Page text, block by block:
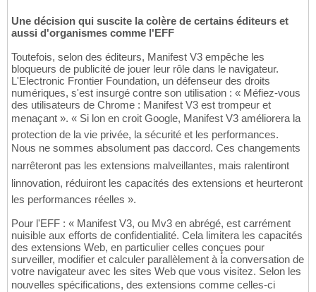
Une décision qui suscite la colère de certains éditeurs et
aussi d'organismes comme l'EFF
Toutefois, selon des éditeurs, Manifest V3 empêche les
bloqueurs de publicité de jouer leur rôle dans le navigateur.
L'Electronic Frontier Foundation, un défenseur des droits
numériques, s'est insurgé contre son utilisation : « Méfiez-vous
des utilisateurs de Chrome : Manifest V3 est trompeur et
menaçant ». « Si lon en croit Google, Manifest V3 améliorera la
protection de la vie privée, la sécurité et les performances.
Nous ne sommes absolument pas daccord. Ces changements
narrêteront pas les extensions malveillantes, mais ralentiront
linnovation, réduiront les capacités des extensions et heurteront
les performances réelles ».
Pour l'EFF : « Manifest V3, ou Mv3 en abrégé, est carrément
nuisible aux efforts de confidentialité. Cela limitera les capacités
des extensions Web, en particulier celles conçues pour
surveiller, modifier et calculer parallèlement à la conversation de
votre navigateur avec les sites Web que vous visitez. Selon les
nouvelles spécifications, des extensions comme celles-ci 